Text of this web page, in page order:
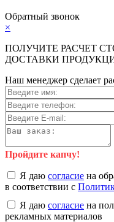
Обратный звонок
×
ПОЛУЧИТЕ РАСЧЕТ
ДОСТАВКИ
Наш менеджер сделает
Пройдите капчу!
Я даю согласие на
в соответствии с
Я даю согласие на
рекламных материалов